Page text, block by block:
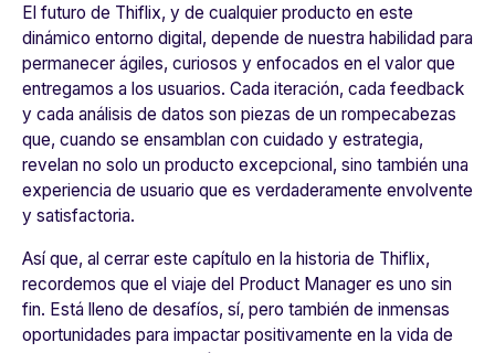
El futuro de Thiflix, y de cualquier producto en este
dinámico entorno digital, depende de nuestra habilidad para
permanecer ágiles, curiosos y enfocados en el valor que
entregamos a los usuarios. Cada iteración, cada feedback
y cada análisis de datos son piezas de un rompecabezas
que, cuando se ensamblan con cuidado y estrategia,
revelan no solo un producto excepcional, sino también una
experiencia de usuario que es verdaderamente envolvente
y satisfactoria.
Así que, al cerrar este capítulo en la historia de Thiflix,
recordemos que el viaje del Product Manager es uno sin
fin. Está lleno de desafíos, sí, pero también de inmensas
oportunidades para impactar positivamente en la vida de